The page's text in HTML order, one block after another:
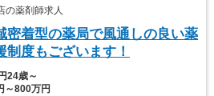
薬剤師求人
密着型の薬局で風通しの良い薬
度もございます！
24歳～
～800万円